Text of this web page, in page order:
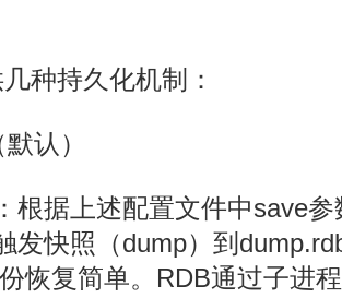
种持久化机制：
认）
根据上述配置文件中save
发快照（dump）到
恢复简单。RDB通过子进